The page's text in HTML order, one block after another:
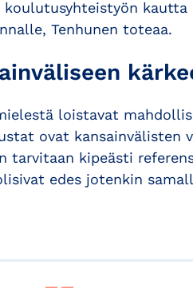
kautta
Tenhunen toteaa.
loistavat
ovat kansainvälisten
tarvitaan kipeästi
edes jotenkin